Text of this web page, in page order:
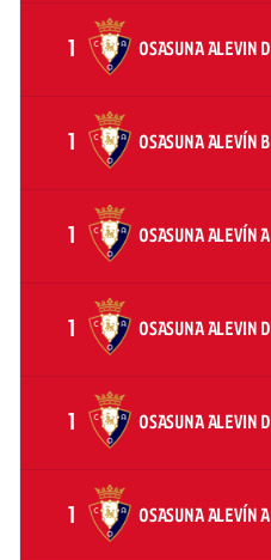
1 OSASUNA ALEVIN D
1 OSASUNA ALEVÍN B
1 OSASUNA ALEVÍN A
1 OSASUNA ALEVIN D
1 OSASUNA ALEVIN D
1 OSASUNA ALEVÍN A